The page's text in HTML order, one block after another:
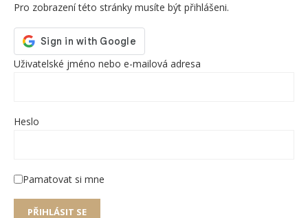
Pro zobrazení této stránky musíte být přihlášeni.
Uživatelské jméno nebo e-mailová adresa
Heslo
Pamatovat si mne